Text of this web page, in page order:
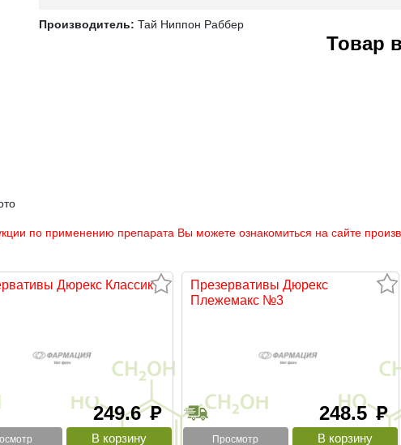
Производитель: Тай Ниппон Раббер
Товар
по применению препарата Вы можете ознакомиться на сайте
Дюрекс Классик
249.6руб
Презервативы Дюрекс
Плежемакс №3
248.5руб
Просмотр